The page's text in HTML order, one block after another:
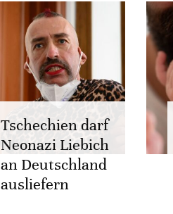
Tschechien darf
Neonazi Liebich
an Deutschland
ausliefern